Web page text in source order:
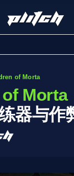
of Morta
Morta
器与作